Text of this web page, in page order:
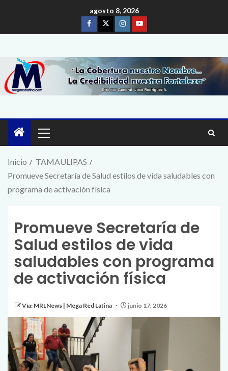
agosto 8, 2026
Inicio
TAMAULIPAS
Promueve Secretaría de Salud estilos de vida saludables con
programa de activación física
Promueve Secretaría de
Salud estilos de vida
saludables con programa
de activación física
Vía: MRLNews | Mega Red Latina junio 17, 2026